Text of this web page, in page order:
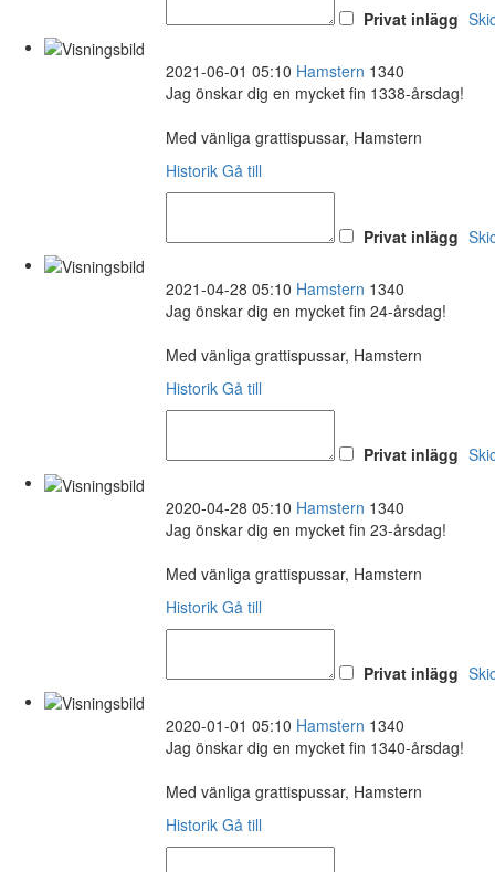
Privat inlägg
2021-06-01 05:10 Hamstern 1340
Jag önskar dig en mycket fin 1338-årsdag!
Med vänliga grattispussar, Hamstern
Historik Gå till
Privat inlägg
2021-04-28 05:10 Hamstern 1340
Jag önskar dig en mycket fin 24-årsdag!
Med vänliga grattispussar, Hamstern
Historik Gå till
Privat inlägg
2020-04-28 05:10 Hamstern 1340
Jag önskar dig en mycket fin 23-årsdag!
Med vänliga grattispussar, Hamstern
Historik Gå till
Privat inlägg
2020-01-01 05:10 Hamstern 1340
Jag önskar dig en mycket fin 1340-årsdag!
Med vänliga grattispussar, Hamstern
Historik Gå till